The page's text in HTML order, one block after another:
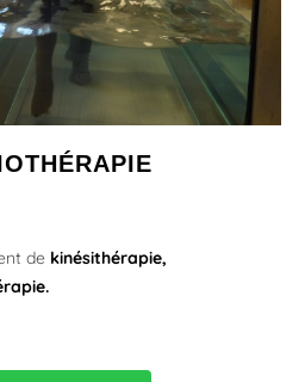
de kinésithérapie,